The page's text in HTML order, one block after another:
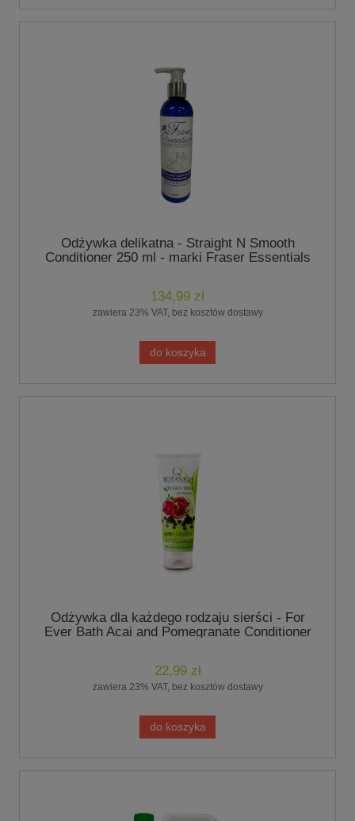
Odżywka delikatna - Straight N Smooth
Conditioner 250 ml - marki Fraser Essentials
134,99 zł
zawiera 23% VAT, bez kosztów dostawy
do koszyka
Odżywka dla każdego rodzaju sierści - For
Ever Bath Acai and Pomegranate Conditioner
22,99 zł
zawiera 23% VAT, bez kosztów dostawy
do koszyka